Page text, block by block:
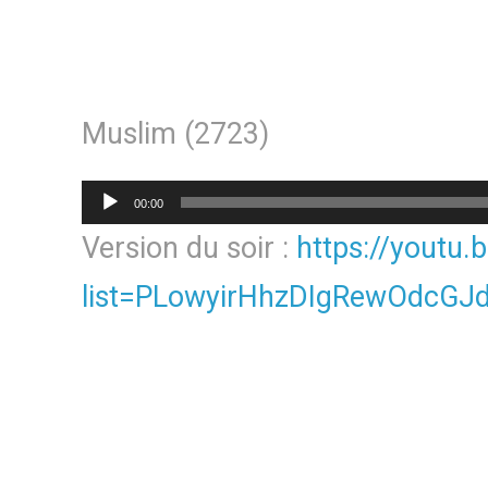
Muslim (2723)
Lecteur
audio
00:00
Version du soir : https://